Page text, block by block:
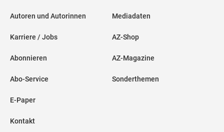
Autoren und Autorinnen
Karriere / Jobs
Abonnieren
Abo-Service
E-Paper
Kontakt
Mediadaten
AZ-Shop
AZ-Magazine
Sonderthemen